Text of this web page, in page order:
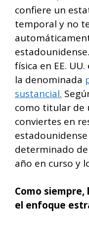
confiere un
temporal y no
física en EE.
la denominada
sustancial.
como titular de
conviertes en
determinado de
año en curso y
Como
el enfoque